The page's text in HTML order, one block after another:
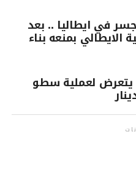
في ايطاليا .. بعد
الايطالي بمنعه بناء
يتعرض لعملية سطو